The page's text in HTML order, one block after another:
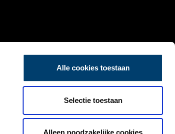
Alle cookies toestaan
Selectie toestaan
Alleen noodzakelijke cookies